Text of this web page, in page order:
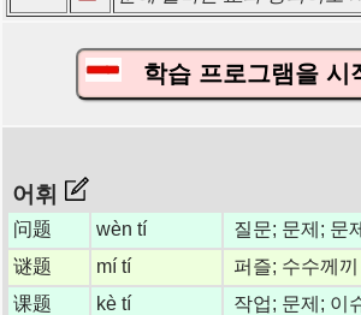
학습 프로그램을 시
어휘
问题 wèn tí
질문; 문제; 문
谜题
mí tí
퍼즐; 수수께끼
课题
kè tí
작업; 문제; 이